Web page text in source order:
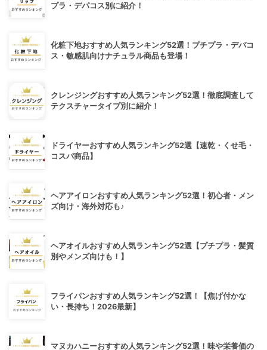
プラ・デパコス別に紹介！
化粧下地おすすめ人気ランキング52選！プチプラ・デパコ
ス・敏感肌向けナチュラル商品も登場！
クレンジングおすすめ人気ランキング52選！徹底調査して
テクスチャータイプ別に紹介！
ドライヤーおすすめ人気ランキング52選【速乾・くせ毛・
コスパ商品】
ヘアアイロンおすすめ人気ランキング52選！初心者・メン
ズ向け・海外対応も♪
ヘアオイルおすすめ人気ランキング52選【プチプラ・髪質
別やメンズ向けも！】
フライパンおすすめ人気ランキング52選！【焦げ付かな
い・長持ち！2026最新】
マヌカハニーおすすめ人気ランキング52選！味や栄養価の